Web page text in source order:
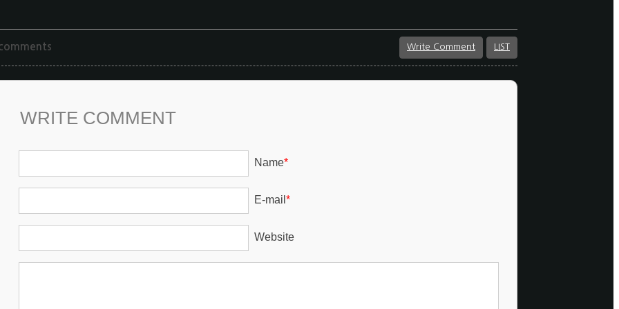
Write Comment LIST
WRITE COMMENT
Name*
E-mail *
Website